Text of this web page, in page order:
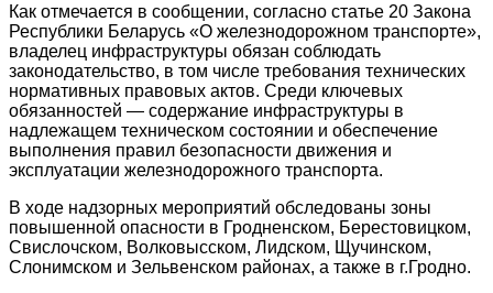
Как отмечается в сообщении, согласно статье 20 Закона
Республики Беларусь «О железнодорожном транспорте»,
владелец инфраструктуры обязан соблюдать
законодательство, в том числе требования технических
нормативных правовых актов. Среди ключевых
обязанностей — содержание инфраструктуры в
надлежащем техническом состоянии и обеспечение
выполнения правил безопасности движения и
эксплуатации железнодорожного транспорта.
В ходе надзорных мероприятий обследованы зоны
повышенной опасности в Гродненском, Берестовицком,
Свислочском, Волковысском, Лидском, Щучинском,
Слонимском и Зельвенском районах, а также в г.Гродно.